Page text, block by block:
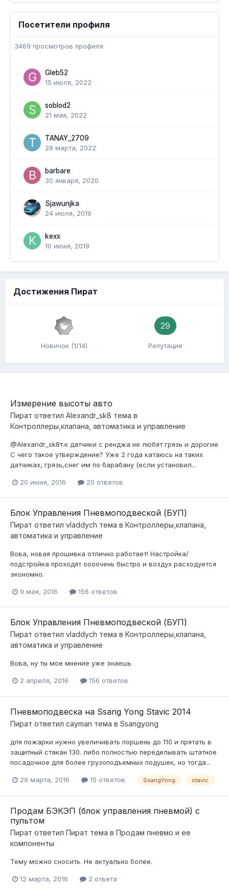
Посетители профиля
3469 просмотров профиля
Gleb52
15 июля, 2022
soblod2
21 мая, 2022
TANAY_2709
28 марта, 2022
barbare
30 января, 2020
Sjawunjka
24 июля, 2019
kexx
10 июня, 2019
Достижения Пират
Новичок (1/14)
29
Репутация
Измерение высоты авто
Пират ответил Alexandr_sk8 тема в
Контроллеры,клапана, автоматика и управление
@Alexandr_sk8т.к датчики с ренджа не любят грязь и дорогие
С чего такое утверждение? Уже 2 года катаюсь на таких
датчиках, грязь,снег им по барабану (если установил...
20 июня, 2016 20 ответов
Блок Управления Пневмоподвеской (БУП)
Пират ответил vladdych тема в Контроллеры,клапана,
автоматика и управление
Вова, новая прошивка отлично работает! Настройка/
подстройка проходят оооочень быстро и воздух расходуется
экономно.
9 мая, 2016 156 ответов
Блок Управления Пневмоподвеской (БУП)
Пират ответил vladdych тема в Контроллеры,клапана,
автоматика и управление
Вова, ну ты мое мнение уже знаешь
2 апреля, 2016 156 ответов
Пневмоподвеска на Ssang Yong Stavic 2014
Пират ответил cayman тема в Ssangyong
для пожарки нужно увеличивать поршень до 110 и прятать в
защитный стакан 130. либо полностью переделывать штатное
посадочное для более грузоподъемных подушек, но тогда...
29 марта, 2016 15 ответов SsangYong stavic
Продам БЭКЭП (блок управления пневмой) с
пультом
Пират ответил Пират тема в Продам пневмо и ее
компоненты
Тему можно сносить. Не актуально более.
12 марта, 2016 2 ответа